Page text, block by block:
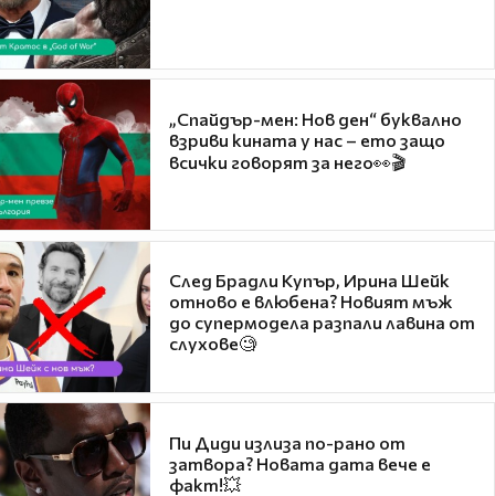
„Спайдър-мен: Нов ден“ буквално
взриви кината у нас – ето защо
всички говорят за него👀🎬
След Брадли Купър, Ирина Шейк
отново е влюбена? Новият мъж
до супермодела разпали лавина от
слухове🧐
Пи Диди излиза по-рано от
затвора? Новата дата вече е
факт!💥